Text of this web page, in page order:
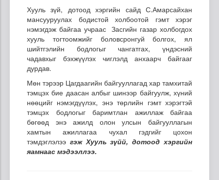
Хууль зүй, дотоод хэргийн сайд С.Амарсайхан
мансууруулах бодистой холбоотой гэмт хэрэг
нэмэгдэж байгаа учраас Засгийн газар холбогдох
хууль тогтоомжийг боловсронгуй болгох, ял
шийтгэлийн бодлогыг чангатгах, үндэсний
чадавхыг бэхжүүлэх чиглэлд анхаарч байгааг
дурдав.
Мөн тэрээр Цагдаагийн байгууллагад хар тамхитай
тэмцэх бие даасан албыг шинээр байгуулж, хүний
нөөцийг нэмэгдүүлэх, энэ төрлийн гэмт хэрэгтэй
тэмцэх бодлогыг баримтлан ажиллаж байгаа
бөгөөд энэ ажилд олон улсын байгууллагын
хамтын ажиллагаа чухал гэдгийг цохон
тэмдэглэлээ гэж Хууль зүйй, дотоод хэргийн
яамнаас мэдээллээ.